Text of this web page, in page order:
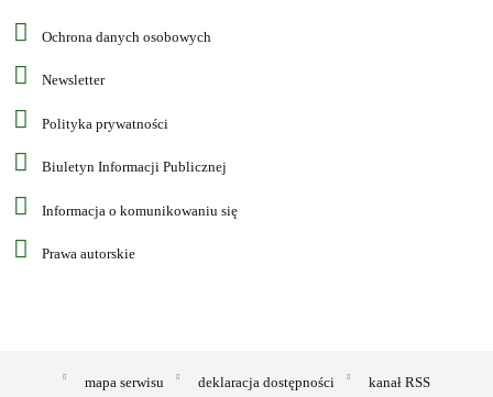
Ochrona danych osobowych
Newsletter
Polityka prywatności
Biuletyn Informacji Publicznej
Informacja o komunikowaniu się
Prawa autorskie
mapa serwisu deklaracja dostępności kanał RSS